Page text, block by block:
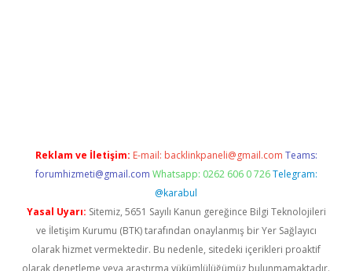
Reklam ve İletişim: E-mail: backlinkpaneli@gmail.com Teams:
forumhizmeti@gmail.com Whatsapp: 0262 606 0 726 Telegram:
@karabul
Yasal Uyarı: Sitemiz, 5651 Sayılı Kanun gereğince Bilgi Teknolojileri
ve İletişim Kurumu (BTK) tarafından onaylanmış bir Yer Sağlayıcı
olarak hizmet vermektedir. Bu nedenle, sitedeki içerikleri proaktif
olarak denetleme veya araştırma yükümlülüğümüz bulunmamaktadır.